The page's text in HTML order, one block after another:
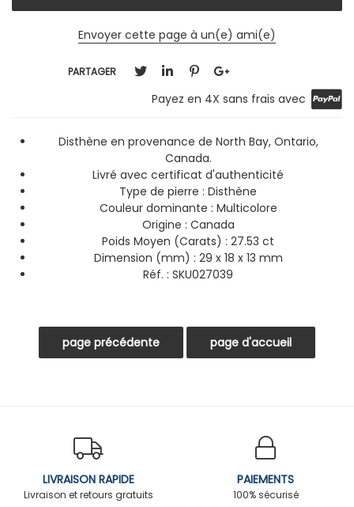
Envoyer cette page à un(e) ami(e)
PARTAGER
Payez en 4X sans frais avec
Disthène en provenance de North Bay, Ontario,
Canada.
Livré avec certificat d'authenticité
Type de pierre : Disthène
Couleur dominante : Multicolore
Origine : Canada
Poids Moyen (Carats) : 27.53 ct
Dimension (mm) : 29 x 18 x 13 mm
Réf. : SKU027039
LIVRAISON RAPIDE
Livraison et retours gratuits
PAIEMENTS
100% sécurisé